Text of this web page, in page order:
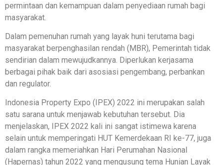
permintaan dan kemampuan dalam penyediaan rumah bagi
masyarakat.
Dalam pemenuhan rumah yang layak huni terutama bagi
masyarakat berpenghasilan rendah (MBR), Pemerintah tidak
sendirian dalam mewujudkannya. Diperlukan kerjasama
berbagai pihak baik dari asosiasi pengembang, perbankan
dan regulator.
Indonesia Property Expo (IPEX) 2022 ini merupakan salah
satu sarana untuk menjawab kebutuhan tersebut. Dia
menjelaskan, IPEX 2022 kali ini sangat istimewa karena
selain untuk memperingati HUT Kemerdekaan RI ke-77, juga
dalam rangka memeriahkan Hari Perumahan Nasional
(Hapernas) tahun 2022 yang mengusung tema Hunian Layak